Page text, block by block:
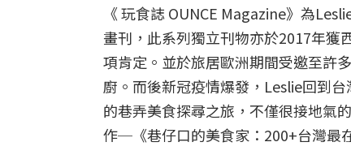
《 玩食誌 OUNCE Magazine》為
畫刊，此系列獨立刊物亦於2017年獲
項肯定。並於旅居歐洲期間受邀至許
廚。而後新冠疫情爆發，Leslie回到
的巷弄美食探尋之旅，不僅很接地氣
作─《巷仔口的美食家：200+台灣最